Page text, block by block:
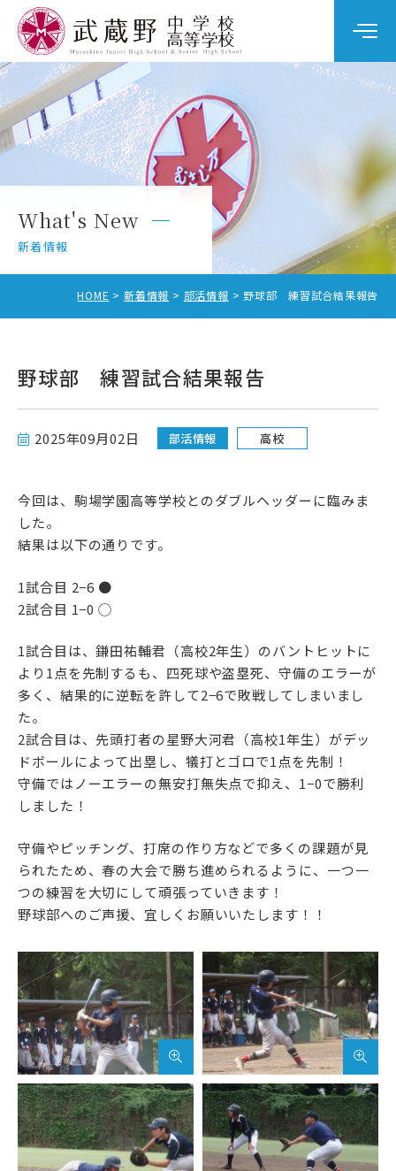
学校案内
教育の特色
学校生活
中学校入試
高校入試
中学校受験をお考えの方へ
各種書式
資料請求・お問い合わせ
アクセス サイトマップ
サイトポリシー・プライ
バシーポリシー
follow us
公式SNSアカウント
武蔵野学院
武蔵野学院大学大学院
武蔵野学院大学
What's New
新着情報
HOME 新着情報 部活情報 野球部 練習試合結果報告
野球部 練習試合結果報告
2025年09月02日 部活情報 高校
今回は、駒場学園高等学校とのダブルヘッダーに臨みま
した。
結果は以下の通りです。
1試合目 2−6 ●
2試合目 1−0 ◯
1試合目は、鎌田祐輔君（高校2年生）のバントヒットに
より1点を先制するも、四死球や盗塁死、守備のエラーが
多く、結果的に逆転を許して2−6で敗戦してしまいまし
た。
2試合目は、先頭打者の星野大河君（高校1年生）がデッ
ドボールによって出塁し、犠打とゴロで1点を先制！
守備ではノーエラーの無安打無失点で抑え、1−0で勝利
しました！
守備やピッチング、打席の作り方などで多くの課題が見
られたため、春の大会で勝ち進められるように、一つ一
つの練習を大切にして頑張っていきます！
野球部へのご声援、宜しくお願いいたします！！